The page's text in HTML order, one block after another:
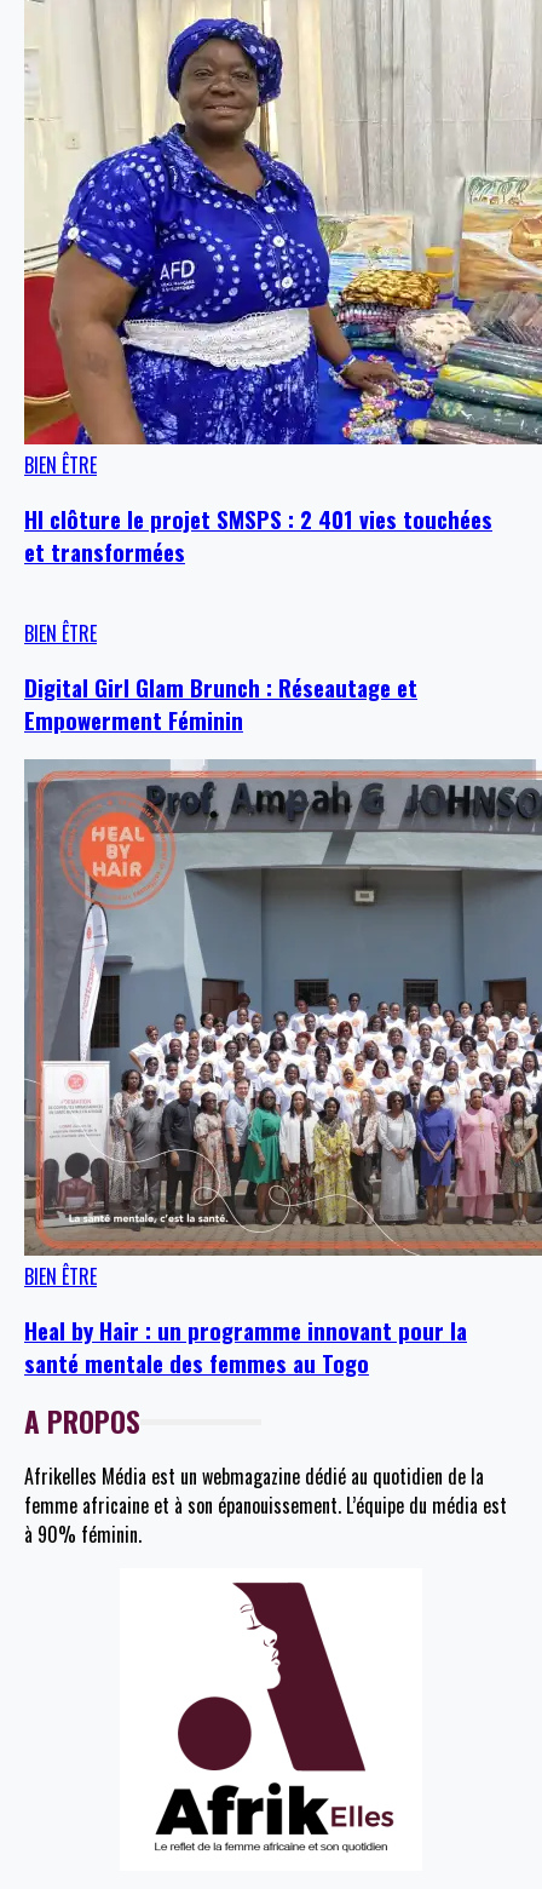
BIEN ÊTRE
HI clôture le projet SMSPS : 2 401 vies touchées
et transformées
BIEN ÊTRE
Digital Girl Glam Brunch : Réseautage et
Empowerment Féminin
BIEN ÊTRE
Heal by Hair : un programme innovant pour la
santé mentale des femmes au Togo
A PROPOS
Afrikelles Média est un webmagazine dédié au quotidien de la
femme africaine et à son épanouissement. L’équipe du média est
à 90% féminin.